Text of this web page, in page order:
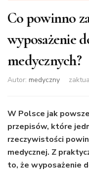
Co powinno
wyposażenie
medycznych?
Autor: medyczny
W Polsce jak
przepisów, które
rzeczywistości
medycznej. Z
to, że wyposażenie